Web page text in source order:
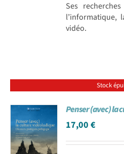
Ses
l’informatique,
vidéo.
Stock
Penser (avec) la
17,00€